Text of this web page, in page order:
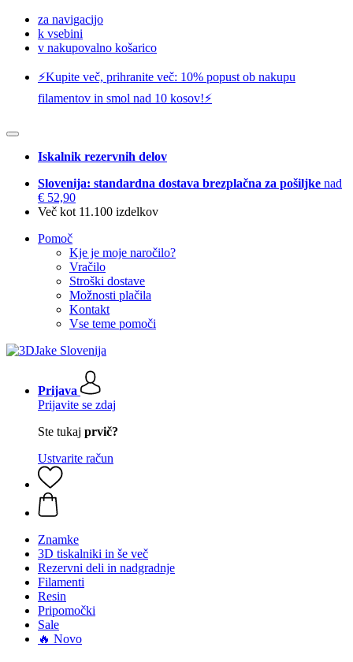
za navigacijo
k vsebini
v nakupovalno košarico
⚡️Kupite več, prihranite več: 10% popust ob nakupu
filamentov in smol nad 10 kosov!⚡️
Iskalnik rezervnih delov
Slovenija: standardna dostava brezplačna za pošiljke nad
€ 52,90
Več kot 11.100 izdelkov
Pomoč
Kje je moje naročilo?
Vračilo
Stroški dostave
Možnosti plačila
Kontakt
Vse teme pomoči
Prijava
Prijavite se zdaj
Ste tukaj prvič?
Ustvarite račun
Znamke
3D tiskalniki in še več
Rezervni deli in nadgradnje
Filamenti
Resin
Pripomočki
Sale
🔥 Novo